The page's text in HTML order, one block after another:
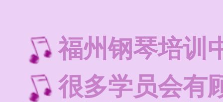
福州钢琴培训
很多学员会有